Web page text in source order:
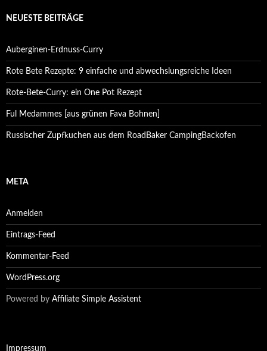
NEUESTE BEITRÄGE
Auberginen-Erdnuss-Curry
Rote Bete Rezepte: 9 einfache und abwechslungsreiche Ideen
Rote-Bete-Curry: ein One Pot Rezept
Ful Medammes [aus grünen Fava Bohnen]
Russischer Zupfkuchen aus dem RoadBaker CampingBackofen
META
Anmelden
Eintrags-Feed
Kommentar-Feed
WordPress.org
Powered by Affiliate Simple Assistent
Impressum